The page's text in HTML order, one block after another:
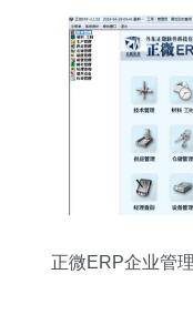
正微ERP企业管